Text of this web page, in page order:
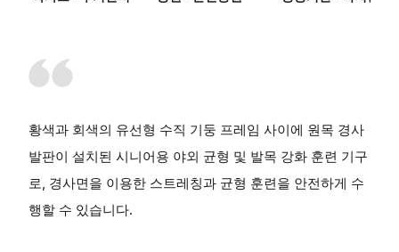
황색과 회색의 유선형 수직 기둥 프레임 사이에 원목 경사
발판이 설치된 시니어용 야외 균형 및 발목 강화 훈련 기구
로, 경사면을 이용한 스트레칭과 균형 훈련을 안전하게 수
행할 수 있습니다.